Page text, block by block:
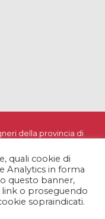
della provincia di
-Dichiarazione di
quali cookie di
Analytics in forma
questo banner,
link o proseguendo
sopraindicati.